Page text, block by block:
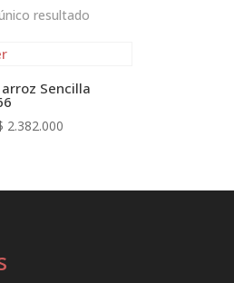
resultado
Sencilla
2.382.000Price
through